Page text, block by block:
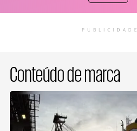
PUBLICIDADE
Conteúdo de marca